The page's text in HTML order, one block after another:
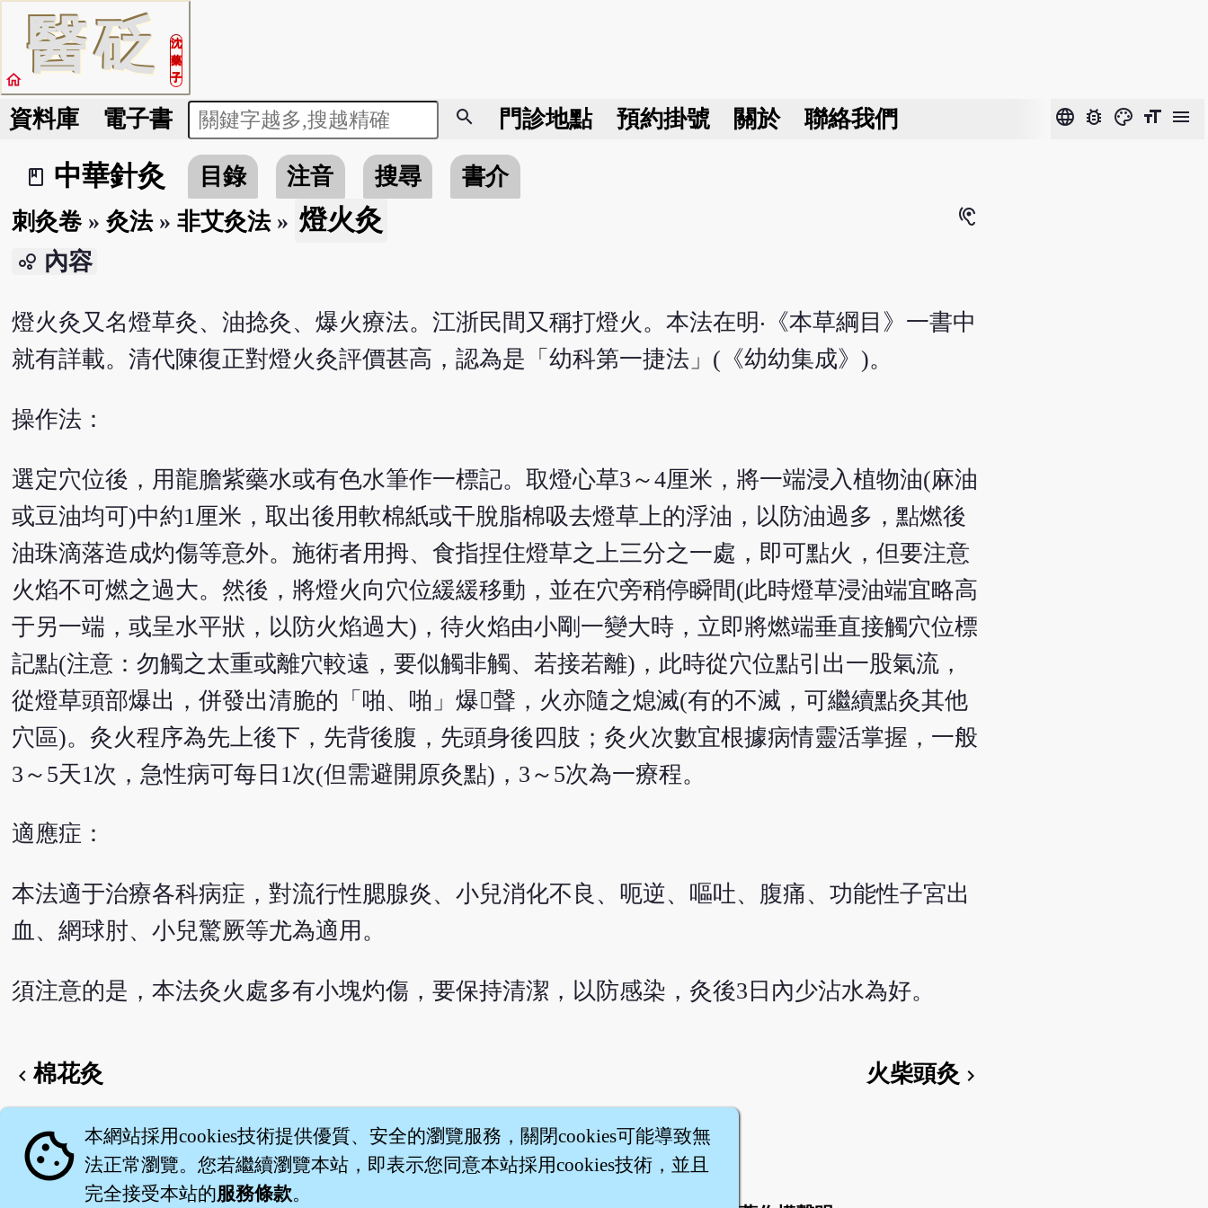
醫砭
沈
藥
子
home
資料庫 電子書 search 門診地點 預約掛號 關於 聯絡我們 language bug_report color_lens format_size menu
book_2
中華針灸 目錄 注音 搜尋
書介
刺灸卷» 灸法» 非艾灸法» 燈火灸 hearing
bubble_chart 內容
燈火灸又名燈草灸、油捻灸、爆火療法。江浙民間又稱打燈火。本法在明‧《本草綱目》一書中
就有詳載。清代陳復正對燈火灸評價甚高，認為是「幼科第一捷法」(《幼幼集成》)。
操作法：
選定穴位後，用龍膽紫藥水或有色水筆作一標記。取燈心草3～4厘米，將一端浸入植物油(麻油
或豆油均可)中約1厘米，取出後用軟棉紙或干脫脂棉吸去燈草上的浮油，以防油過多，點燃後
油珠滴落造成灼傷等意外。施術者用拇、食指捏住燈草之上三分之一處，即可點火，但要注意
火焰不可燃之過大。然後，將燈火向穴位緩緩移動，並在穴旁稍停瞬間(此時燈草浸油端宜略高
于另一端，或呈水平狀，以防火焰過大)，待火焰由小剛一變大時，立即將燃端垂直接觸穴位標
記點(注意：勿觸之太重或離穴較遠，要似觸非觸、若接若離)，此時從穴位點引出一股氣流，
從燈草頭部爆出，併發出清脆的「啪、啪」爆聲，火亦隨之熄滅(有的不滅，可繼續點灸其他
穴區)。灸火程序為先上後下，先背後腹，先頭身後四肢；灸火次數宜根據病情靈活掌握，一般
3～5天1次，急性病可每日1次(但需避開原灸點)，3～5次為一療程。
適應症：
本法適于治療各科病症，對流行性腮腺炎、小兒消化不良、呃逆、嘔吐、腹痛、功能性子宮出
血、網球肘、小兒驚厥等尤為適用。
須注意的是，本法灸火處多有小塊灼傷，要保持清潔，以防感染，灸後3日內少沾水為好。
chevron_left 棉花灸 火柴頭灸 chevron_right
English version
cookie 本網站採用cookies技術提供優質、安全的瀏覽服務，關閉cookies可能導致無
法正常瀏覽。您若繼續瀏覽本站，即表示您同意本站採用cookies技術，並且
完全接受本站的服務條款。